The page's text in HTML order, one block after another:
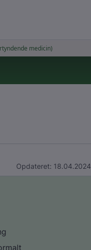
Opdateret: 18.04.2024